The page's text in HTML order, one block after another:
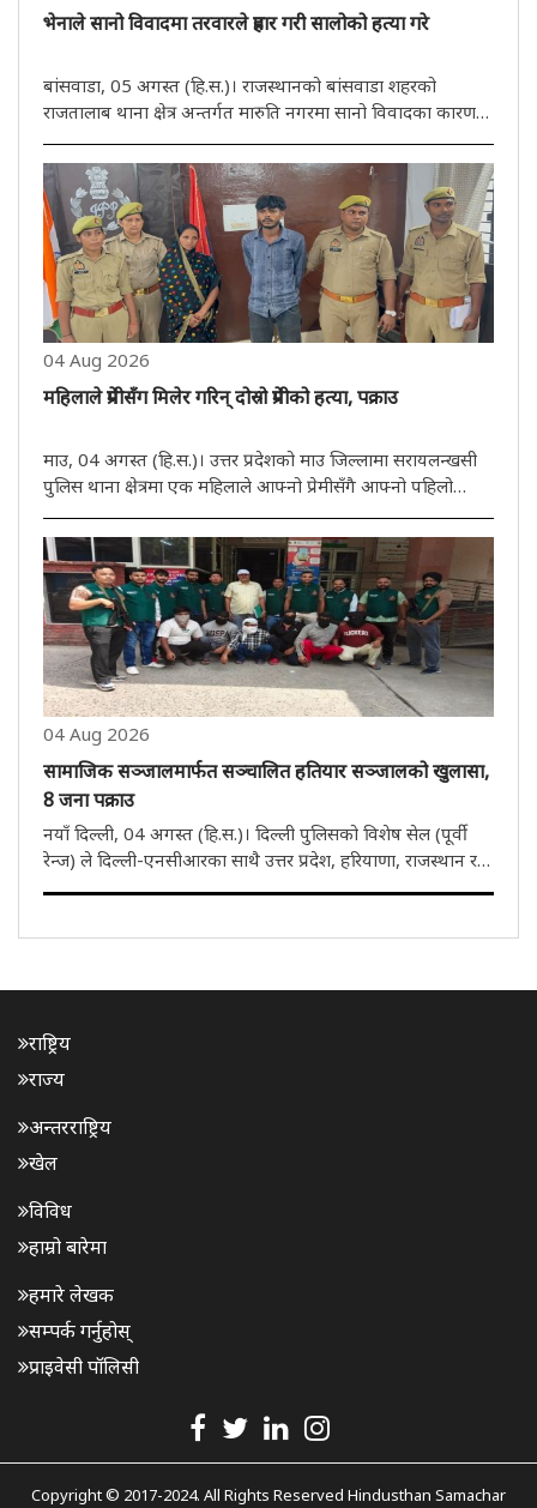
भेनाले सानो विवादमा तरवारले प्रहार गरी सालोको हत्या गरे
बांसवाडा, 05 अगस्त (हि.स.)। राजस्थानको बांसवाडा शहरको
राजतालाब थाना क्षेत्र अन्तर्गत मारुति नगरमा सानो विवादका कारण
एक भेनाले आफ्नै सालोलाई तरवारले क्रूरतापूर्वक आक्रमण गरेर हत्या
गरेको घटना प्रकाशमा आएको छ। प्रारम्भिक जानकारीअनुसार,
अभियुक्त ..
04 Aug 2026
महिलाले प्रेमीसँग मिलेर गरिन् दोस्रो प्रेमीको हत्या, पक्राउ
माउ, 04 अगस्त (हि.स.)। उत्तर प्रदेशको माउ जिल्लामा सरायलन्खसी
पुलिस थाना क्षेत्रमा एक महिलाले आफ्नो प्रेमीसँगै आफ्नो पहिलो
प्रेमीको हत्या गराएकी छिन्। मङ्गलबार घटनाको खुलासा गर्दै पुलिसले
अभियुक्त महिला र एक युवकलाई पक्राउ गरेको छ। महिलाको प्रेमी ..
04 Aug 2026
सामाजिक सञ्जालमार्फत सञ्चालित हतियार सञ्जालको खुलासा,
8 जना पक्राउ
नयाँ दिल्ली, 04 अगस्त (हि.स.)। दिल्ली पुलिसको विशेष सेल (पूर्वी
रेन्ज) ले दिल्ली-एनसीआरका साथै उत्तर प्रदेश, हरियाणा, राजस्थान र
पञ्जाबमा अवैध हतियार आपूर्ति गर्ने अन्तर्राज्यीय गिरोहको पर्दाफास
राष्ट्रिय
राज्य
अन्तरराष्ट्रिय
खेल
विविध
हाम्रो बारेमा
हमारे लेखक
सम्पर्क गर्नुहोस्
प्राइवेसी पॉलिसी
Copyright © 2017-2024. All Rights Reserved Hindusthan Samachar